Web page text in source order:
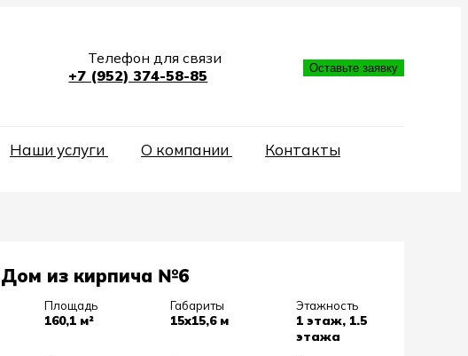
Телефон для связи
+7 (952) 374-58-85
Оставьте заявку
Наши услуги О компании Контакты
Дом из кирпича №6
Площадь
160,1 м²
Габариты
15х15,6 м
Этажность
1 этаж, 1.5
этажа